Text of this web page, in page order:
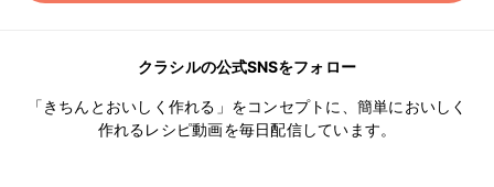
クラシルの公式SNSをフォロー
「きちんとおいしく作れる」をコンセプトに、簡単においしく
作れるレシピ動画を毎日配信しています。